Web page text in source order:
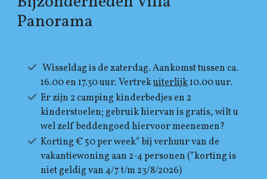
Panorama
Wisseldag is de zaterdag.Aankomst tussen ca.
16.00 en 17.30 uur. Vertrekuiterlijk10.00 uur.
Er zijn 2 camping kinderbedjes en 2
kinderstoelen; gebruik hiervan is gratis, wilt u
wel zelf beddengoed hiervoor meenemen?
Korting € 50 per week* bij verhuur van de
vakantiewoning aan 2-4 personen (*korting is
niet geldig van 4/7 t/m 23/8/2026)